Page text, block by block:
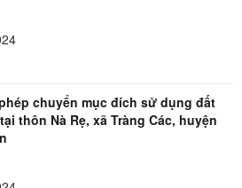
chuyển mục đích sử dụng đất
thôn Nà Rẹ, xã Tràng Các, huyện